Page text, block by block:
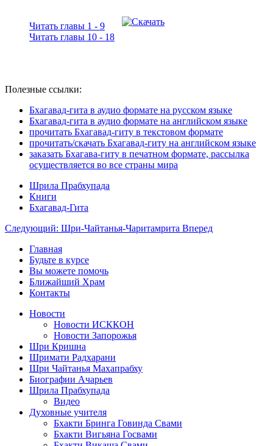
Читать главы 1 - 9
Читать главы 10 - 18
Полезные ссылки:
Бхагавад-гита в аудио формате на русском языке
Бхагавад-гита в аудио формате на английском языке
прочитать Бхагавад-гиту в текстовом формате
прочитать/скачать Бхагавад-гиту на английском языке
заказать Бхагава-гиту в печатном формате, рассылка
осуществляется во все страны мира
Шрила Прабхупада
Книги
Бхагавад-Гита
Следующий: Шри-Чайтанья-Чаритамрита Вперед
Главная
Будьте в курсе
Вы можете помочь
Ближайший Храм
Контакты
Новости
Новости ИСККОН
Новости Запорожья
Шри Кришна
Шримати Радхарани
Шри Чайтанья Махапрабху
Биографии Ачарьев
Шрила Прабхупада
Видео
Духовные учителя
Бхакти Бринга Говинда Свами
Бхакти Вигьяна Госвами